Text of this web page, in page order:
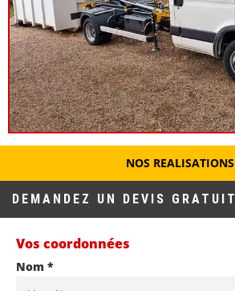
NOS REALISATIONS
DEMANDEZ UN DEVIS GRATUIT
Vos coordonnées
Nom *